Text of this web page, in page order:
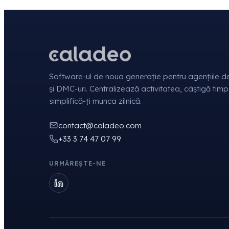
Software-ul de noua generație pentru agențiile
și DMC-uri. Centralizează activitatea, câștigă
simplifică-ți munca zilnică.
contact@caladeo.com
+33 3 74 47 07 99
URMĂREȘTE-NE